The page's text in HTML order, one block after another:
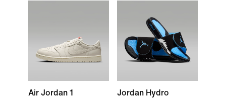
Air Jordan 1
Jordan Hydro